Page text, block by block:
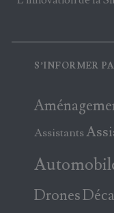
S’INFORMER
Assistants
Drones